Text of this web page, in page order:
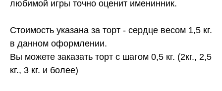
любимой игры точно оценит именинник.
Стоимость указана за торт - сердце весом 1,5 кг.
в данном оформлении.
Вы можете заказать торт с шагом 0,5 кг. (2кг., 2,5
кг., 3 кг. и более)